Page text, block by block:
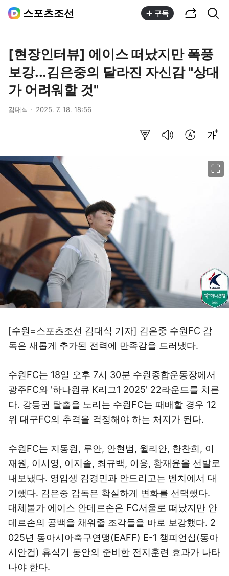
스포츠조선 구독
[현장인터뷰] 에이스 떠났지만 폭풍
보강...김은중의 달라진 자신감 "상대
가 어려워할 것"
김대식 2025. 7. 18. 18:56
[수원=스포츠조선 김대식 기자] 김은중 수원FC 감
독은 새롭게 추가된 전력에 만족감을 드러냈다.
수원FC는 18일 오후 7시 30분 수원종합운동장에서
광주FC와 '하나원큐 K리그1 2025' 22라운드를 치른
다. 강등권 탈출을 노리는 수원FC는 패배할 경우 12
위 대구FC의 추격을 걱정해야 하는 처지가 된다.
수원FC는 지동원, 루안, 안현범, 윌리안, 한찬희, 이
재원, 이시영, 이지솔, 최규백, 이용, 황재윤을 선발로
내보냈다. 영입생 김경민과 안드리고는 벤치에서 대
기했다. 김은중 감독은 확실하게 변화를 선택했다.
대체불가 에이스 안데르손은 FC서울로 떠났지만 안
데르손의 공백을 채워줄 조각들을 바로 보강했다. 2
025년 동아시아축구연맹(EAFF) E-1 챔피언십(동아
시안컵) 휴식기 동안의 준비한 전지훈련 효과가 나타
나야 한다.